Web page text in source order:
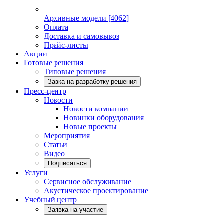
Архивные модели [4062]
Оплата
Доставка и самовывоз
Прайс-листы
Акции
Готовые решения
Типовые решения
Завка на разработку решения
Пресс-центр
Новости
Новости компании
Новинки оборудования
Новые проекты
Мероприятия
Статьи
Видео
Подписаться
Услуги
Сервисное обслуживание
Акустическое проектирование
Учебный центр
Заявка на участие